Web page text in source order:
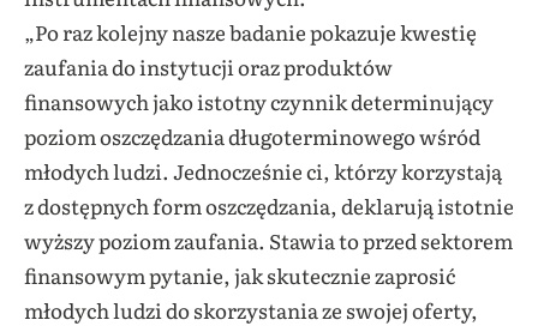
„Po raz kolejny nasze badanie pokazuje kwestię
zaufania do instytucji oraz produktów
finansowych jako istotny czynnik determinujący
poziom oszczędzania długoterminowego wśród
młodych ludzi. Jednocześnie ci, którzy korzystają
z dostępnych form oszczędzania, deklarują istotnie
wyższy poziom zaufania. Stawia to przed sektorem
finansowym pytanie, jak skutecznie zaprosić
młodych ludzi do skorzystania ze swojej oferty,